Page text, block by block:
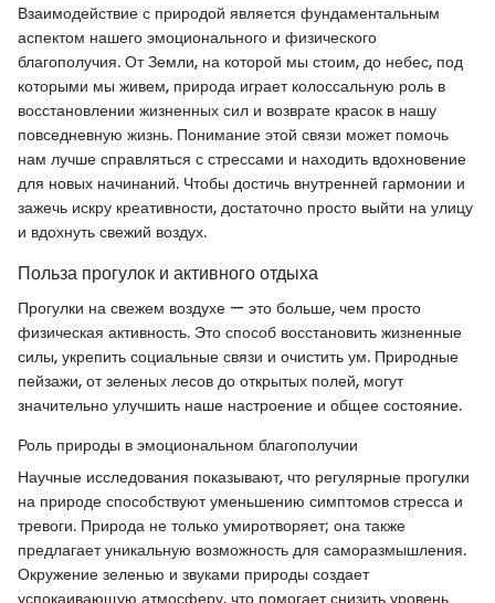
Взаимодействие с природой является фундаментальным
аспектом нашего эмоционального и физического
благополучия. От Земли, на которой мы стоим, до небес, под
которыми мы живем, природа играет колоссальную роль в
восстановлении жизненных сил и возврате красок в нашу
повседневную жизнь. Понимание этой связи может помочь
нам лучше справляться с стрессами и находить вдохновение
для новых начинаний. Чтобы достичь внутренней гармонии и
зажечь искру креативности, достаточно просто выйти на улицу
и вдохнуть свежий воздух.
Польза прогулок и активного отдыха
Прогулки на свежем воздухе — это больше, чем просто
физическая активность. Это способ восстановить жизненные
силы, укрепить социальные связи и очистить ум. Природные
пейзажи, от зеленых лесов до открытых полей, могут
значительно улучшить наше настроение и общее состояние.
Роль природы в эмоциональном благополучии
Научные исследования показывают, что регулярные прогулки
на природе способствуют уменьшению симптомов стресса и
тревоги. Природа не только умиротворяет; она также
предлагает уникальную возможность для саморазмышления.
Окружение зеленью и звуками природы создает
успокаивающую атмосферу, что помогает снизить уровень